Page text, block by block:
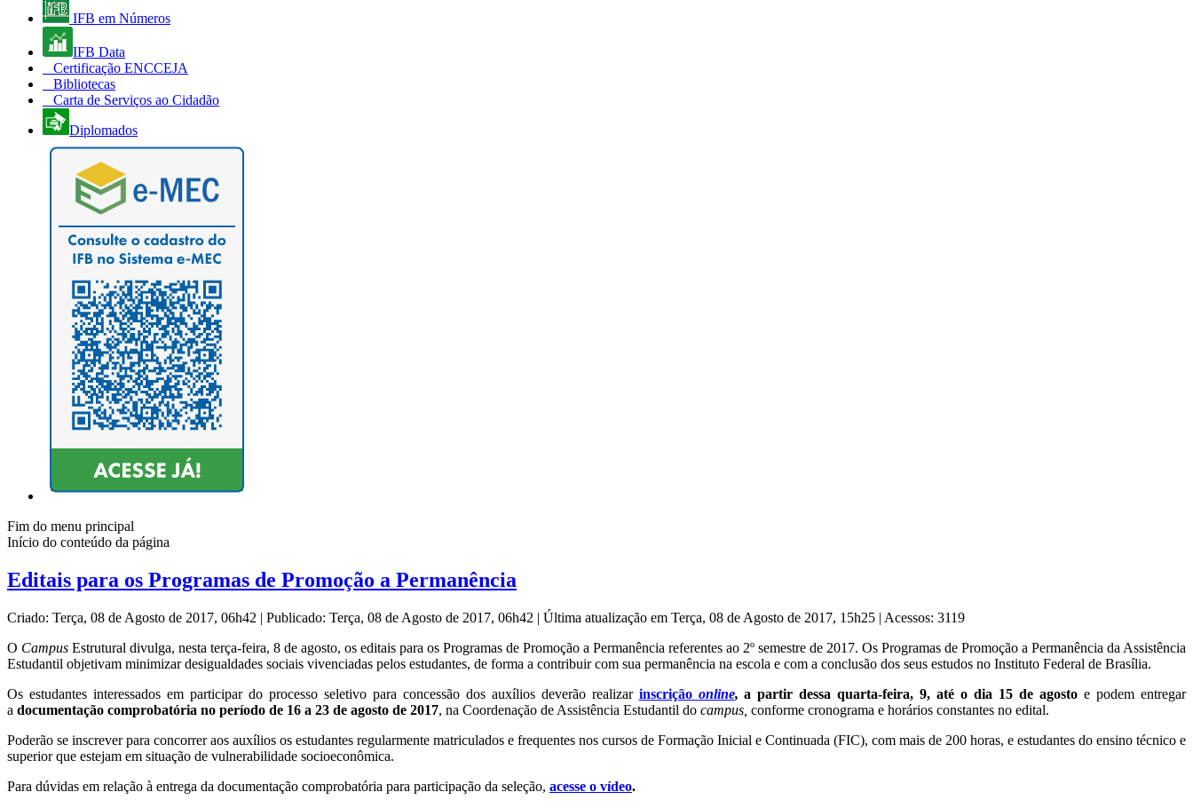
IFB em Números
IFB Data
Certificação ENCCEJA
Bibliotecas
Carta de Serviços ao Cidadão
Diplomados
Fim do menu principal
Início do conteúdo da página
Editais para os Programas de Promoção a Permanência
Criado: Terça, 08 de Agosto de 2017, 06h42 | Publicado: Terça, 08 de Agosto de 2017, 06h42 | Última atualização em Terça, 08 de Agosto de 2017, 15h25 | Acessos: 3119
O Campus Estrutural divulga, nesta terça-feira, 8 de agosto, os editais para os Programas de Promoção a Permanência referentes ao 2º semestre de 2017. Os Programas de Promoção a Permanência da Assistência
Estudantil objetivam minimizar desigualdades sociais vivenciadas pelos estudantes, de forma a contribuir com sua permanência na escola e com a conclusão dos seus estudos no Instituto Federal de Brasília.
Os estudantes interessados em participar do processo seletivo para concessão dos auxílios deverão realizar inscrição online,a partir dessa quarta-feira,9, até o dia 15 de agosto e podem entregar
a documentação comprobatória no período de 16 a 23 de agosto de 2017, na Coordenação de Assistência Estudantil do campus, conforme cronograma e horários constantes no edital.
Poderão se inscrever para concorrer aos auxílios os estudantes regularmente matriculados e frequentes nos cursos de Formação Inicial e Continuada (FIC), com mais de 200 horas, e estudantes do ensino técnico e
superior que estejam em situação de vulnerabilidade socioeconômica.
Para dúvidas em relação à entrega da documentação comprobatória para participação da seleção, acesse o vídeo.